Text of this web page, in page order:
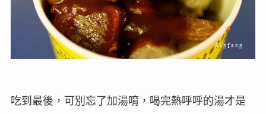
吃到最後，可別忘了加湯唷，喝完熱呼呼的湯才是